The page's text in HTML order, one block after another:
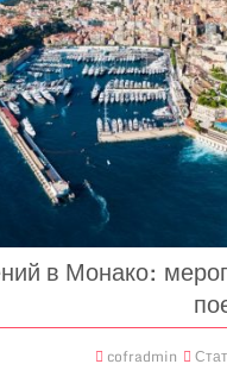
в Монако:
cofradmin